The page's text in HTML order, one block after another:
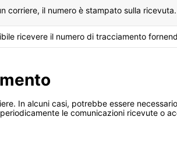
corriere, il numero è stampato sulla ricevuta.
ricevere il numero di tracciamento
In alcuni casi, potrebbe essere
le comunicazioni ricevute o